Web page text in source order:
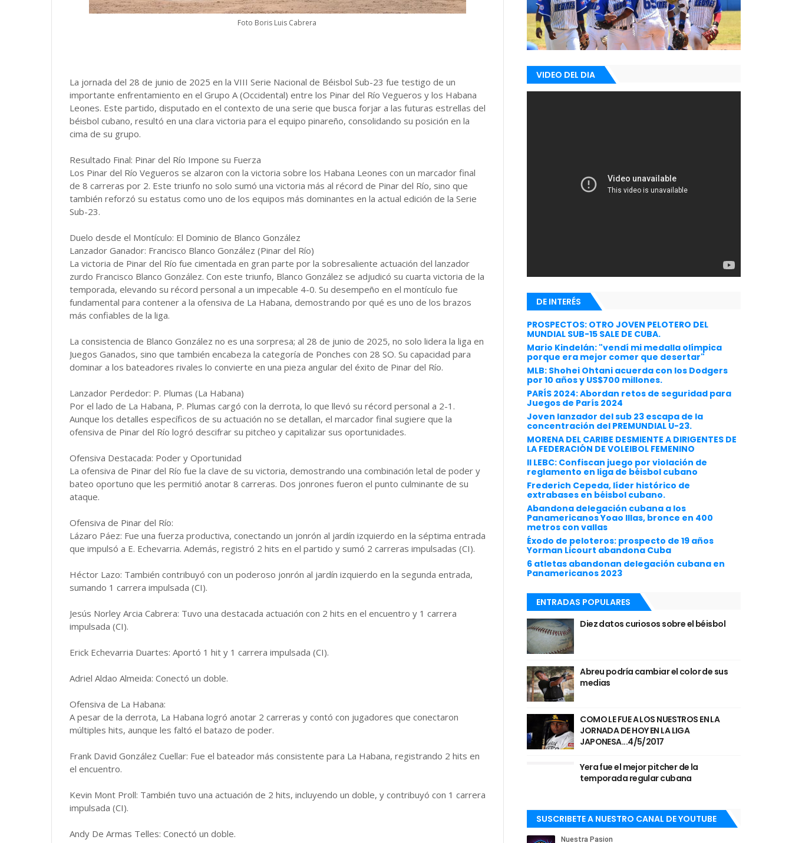
Foto Boris Luis Cabrera
La jornada del 28 de junio de 2025 en la VIII Serie Nacional de Béisbol Sub-23 fue testigo de un
importante enfrentamiento en el Grupo A (Occidental) entre los Pinar del Río Vegueros y los Habana
Leones. Este partido, disputado en el contexto de una serie que busca forjar a las futuras estrellas del
béisbol cubano, resultó en una clara victoria para el equipo pinareño, consolidando su posición en la
cima de su grupo.
Resultado Final: Pinar del Río Impone su Fuerza
Los Pinar del Río Vegueros se alzaron con la victoria sobre los Habana Leones con un marcador final
de 8 carreras por 2. Este triunfo no solo sumó una victoria más al récord de Pinar del Río, sino que
también reforzó su estatus como uno de los equipos más dominantes en la actual edición de la Serie
Sub-23.
Duelo desde el Montículo: El Dominio de Blanco González
Lanzador Ganador: Francisco Blanco González (Pinar del Río)
La victoria de Pinar del Río fue cimentada en gran parte por la sobresaliente actuación del lanzador
zurdo Francisco Blanco González. Con este triunfo, Blanco González se adjudicó su cuarta victoria de la
temporada, elevando su récord personal a un impecable 4-0. Su desempeño en el montículo fue
fundamental para contener a la ofensiva de La Habana, demostrando por qué es uno de los brazos
más confiables de la liga.
La consistencia de Blanco González no es una sorpresa; al 28 de junio de 2025, no solo lidera la liga en
Juegos Ganados, sino que también encabeza la categoría de Ponches con 28 SO. Su capacidad para
dominar a los bateadores rivales lo convierte en una pieza angular del éxito de Pinar del Río.
Lanzador Perdedor: P. Plumas (La Habana)
Por el lado de La Habana, P. Plumas cargó con la derrota, lo que llevó su récord personal a 2-1.
Aunque los detalles específicos de su actuación no se detallan, el marcador final sugiere que la
ofensiva de Pinar del Río logró descifrar su pitcheo y capitalizar sus oportunidades.
Ofensiva Destacada: Poder y Oportunidad
La ofensiva de Pinar del Río fue la clave de su victoria, demostrando una combinación letal de poder y
bateo oportuno que les permitió anotar 8 carreras. Dos jonrones fueron el punto culminante de su
ataque.
Ofensiva de Pinar del Río:
Lázaro Páez: Fue una fuerza productiva, conectando un jonrón al jardín izquierdo en la séptima entrada
que impulsó a E. Echevarria. Además, registró 2 hits en el partido y sumó 2 carreras impulsadas (CI).
Héctor Lazo: También contribuyó con un poderoso jonrón al jardín izquierdo en la segunda entrada,
sumando 1 carrera impulsada (CI).
Jesús Norley Arcia Cabrera: Tuvo una destacada actuación con 2 hits en el encuentro y 1 carrera
impulsada (CI).
Erick Echevarria Duartes: Aportó 1 hit y 1 carrera impulsada (CI).
Adriel Aldao Almeida: Conectó un doble.
Ofensiva de La Habana:
A pesar de la derrota, La Habana logró anotar 2 carreras y contó con jugadores que conectaron
múltiples hits, aunque les faltó el batazo de poder.
Frank David González Cuellar: Fue el bateador más consistente para La Habana, registrando 2 hits en
el encuentro.
Kevin Mont Proll: También tuvo una actuación de 2 hits, incluyendo un doble, y contribuyó con 1 carrera
impulsada (CI).
Andy De Armas Telles: Conectó un doble.
VIDEO DEL DIA
DE INTERÉS
PROSPECTOS: OTRO JOVEN PELOTERO DEL
MUNDIAL SUB-15 SALE DE CUBA.
Mario Kindelán: "vendí mi medalla olímpica
porque era mejor comer que desertar"
MLB: Shohei Ohtani acuerda con los Dodgers
por 10 años y US$700 millones.
PARÍS 2024: Abordan retos de seguridad para
Juegos de París 2024
Joven lanzador del sub 23 escapa de la
concentración del PREMUNDIAL U-23.
MORENA DEL CARIBE DESMIENTE A DIRIGENTES DE
LA FEDERACIÓN DE VOLEIBOL FEMENINO
II LEBC: Confiscan juego por violación de
reglamento en liga de béisbol cubano
Frederich Cepeda, líder histórico de
extrabases en béisbol cubano.
Abandona delegación cubana a los
Panamericanos Yoao Illas, bronce en 400
metros con vallas
Éxodo de peloteros: prospecto de 19 años
Yorman Licourt abandona Cuba
6 atletas abandonan delegación cubana en
Panamericanos 2023
ENTRADAS POPULARES
Diez datos curiosos sobre el béisbol
Abreu podría cambiar el color de sus
medias
COMO LE FUE A LOS NUESTROS EN LA
JORNADA DE HOY EN LA LIGA
JAPONESA...4/5/2017
Yera fue el mejor pitcher de la
temporada regular cubana
SUSCRIBETE A NUESTRO CANAL DE YOUTUBE